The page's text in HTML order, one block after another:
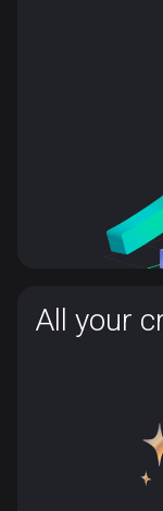
All your
tek bir